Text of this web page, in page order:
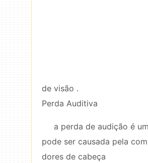
de visão .
Perda Auditiva
a perda de audição é
pode ser causada pela
dores de cabeça